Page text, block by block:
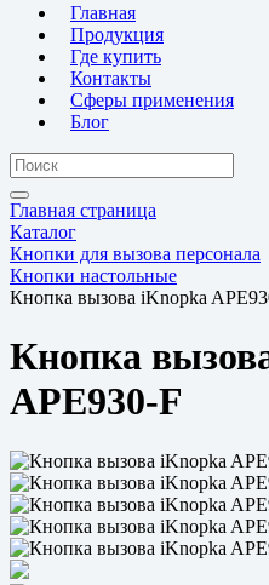
Главная
Продукция
Где купить
Контакты
Сферы применения
Блог
Главная страница
Каталог
Кнопки для вызова персонала
Кнопки настольные
Кнопка вызова iKnopka
Кнопка
APE930-F